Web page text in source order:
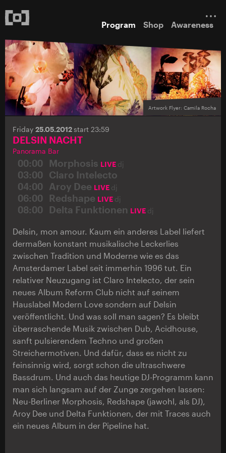
Program Shop Awareness
Artwork Flyer: Camila Rocha
Friday 25.05.2012start 23:59
DELSIN NACHT
Panorama Bar
00:00 Morphosis LIVE dj
03:00
Claro Intelecto
04:00
Aroy Dee LIVE dj
06:00 Redshape LIVE dj
08:00 Delta Funktionen LIVE dj
Delsin, mon amour. Kaum ein anderes Label liefert
dermaßen konstant musikalische Leckerlies
zwischen Tradition und Moderne wie es das
Amsterdamer Label seit immerhin 1996 tut. Ein
relativer Neuzugang ist Claro Intelecto, der sein
neues Album Reform Club nicht auf seinem
Hauslabel Modern Love sondern auf Delsin
veröffentlicht. Und was soll man sagen? Es bleibt
überraschende Musik zwischen Dub, Acidhouse,
sanft pulsierendem Techno und großen
Streichermotiven. Und dafür, dass es nicht zu
feinsinnig wird, sorgt schon die ultraschwere
Bassdrum. Und auch das heutige DJ-Programm kann
man sich langsam auf der Zunge zergehen lassen:
Neu-Berliner Morphosis, Redshape (jawohl, als DJ),
Aroy Dee und Delta Funktionen, der mit Traces auch
ein neues Album in der Pipeline hat.